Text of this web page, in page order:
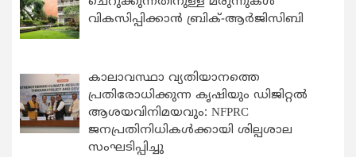
വികസിപ്പിക്കാന്‍ ബ്രിക്-ആര്‍ജിസിബി
കാലാവസ്ഥാ വ്യതിയാനത്തെ
പ്രതിരോധിക്കുന്ന കൃഷിയും ഡിജിറ്റൽ
ആശയവിനിമയവും: NFPRC
ജനപ്രതിനിധികൾക്കായി ശില്പശാല
സംഘടിപ്പിച്ചു